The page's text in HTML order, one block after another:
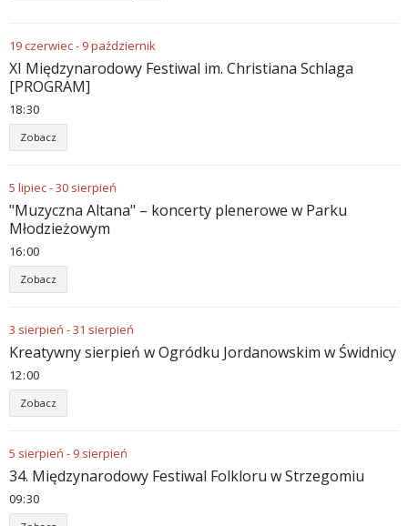
19czerwiec- 9październik
XI Międzynarodowy Festiwal im. Christiana Schlaga
[PROGRAM]
18:30
Zobacz
5 lipiec-30 sierpień
"Muzyczna Altana" – koncerty plenerowe w Parku
Młodzieżowym
16:00
Zobacz
3 sierpień -31 sierpień
Kreatywny sierpień w Ogródku Jordanowskim w Świdnicy
12:00
Zobacz
5 sierpień - 9 sierpień
34. Międzynarodowy Festiwal Folkloru w Strzegomiu
09:30